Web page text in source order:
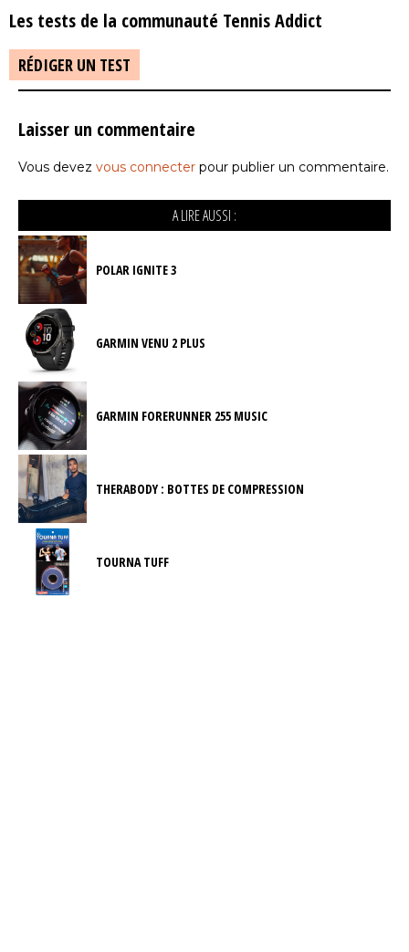
Les tests de la communauté Tennis Addict
RÉDIGER UN TEST
Laisser un commentaire
Vous devez vous connecter pour publier un commentaire.
A LIRE AUSSI :
POLAR IGNITE 3
GARMIN VENU 2 PLUS
GARMIN FORERUNNER 255 MUSIC
THERABODY : BOTTES DE COMPRESSION
TOURNA TUFF